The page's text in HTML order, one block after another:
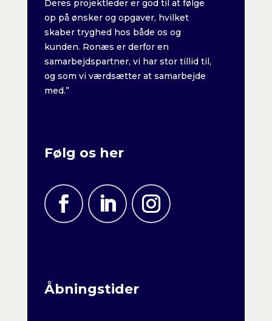
Deres projektleder er god til at følge
op på ønsker og opgaver, hvilket
skaber tryghed hos både os og
kunden. Ronæs er derfor en
samarbejdspartner, vi har stor tillid til,
og som vi værdsætter at samarbejde
med.”
Følg os her
Åbningstider